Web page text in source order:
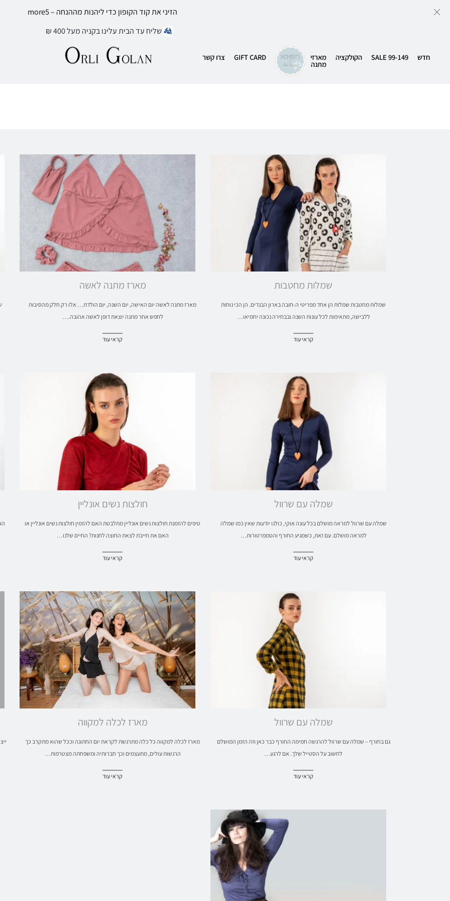
שליח עד הבית עלינו בקניה מעל 400 ₪
חדש SALE 99-149 הקולקציה מארזי
מתנה
GIFT CARD צרו קשר
שמלות מחטבות
שמלות מחטבות שמלות הן אחד מפריטי ה-חובה בארון הבגדים. הן הכי נוחות
ללבישה, מתאימות לכל עונות השנה ובבחירה נכונה יחמיאו…
קראי עוד
מארז מתנה לאשה
מארז מתנה לאשה יום האישה, יום השנה, יום הולדת… אלו רק חלק מהסיבות
לחפש אחר מתנה יוצאת דופן לאשה אהובה.…
קראי עוד
שמלה עם שרוול
שמלה עם שרוול למראה מושלם בכל עונה אוקי, כולנו יודעות שאין כמו שמלה
למראה מושלם. עם זאת, כשמגיע החורף והטמפרטורות…
קראי עוד
חולצות נשים אונליין
טיפים להזמנת חולצות נשים אונליין מתלבטת האם להזמין חולצות נשים אונליין או
האם את חייבת לצאת החוצה לחנות? החיים שלנו…
קראי עוד
שמלה עם שרוול
גם בחורף – שמלה עם שרוול להרגשה חמימה החורף כבר כאן וזה הזמן המושלם
לחשוב על הסטייל שלך. אם לרגע…
קראי עוד
מארז לכלה למקווה
מארז לכלה למקווה כל כלה מתרגשת לקראת יום החתונה וככל שהוא מתקרב כך
הרגשות עולים, מתעצמים וכך חברותיה ומשפחתה מצטרפות…
קראי עוד
הזיני את קוד הקופון כדי ליהנות מההנחה – more5